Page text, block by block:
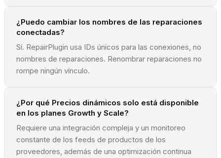
¿Puedo cambiar los nombres de las reparaciones
conectadas?
Sí. RepairPlugin usa IDs únicos para las conexiones, no
nombres de reparaciones. Renombrar reparaciones no
rompe ningún vínculo.
¿Por qué Precios dinámicos solo está disponible
en los planes Growth y Scale?
Requiere una integración compleja y un monitoreo
constante de los feeds de productos de los
proveedores, además de una optimización continua